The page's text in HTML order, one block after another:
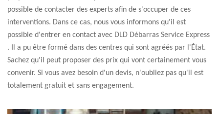
possible de contacter des experts afin de s'occuper de ces
interventions. Dans ce cas, nous vous informons qu'il est
possible d'entrer en contact avec DLD Débarras Service Express
. Il a pu être formé dans des centres qui sont agréés par l'État.
Sachez qu'il peut proposer des prix qui vont certainement vous
convenir. Si vous avez besoin d'un devis, n'oubliez pas qu'il est
totalement gratuit et sans engagement.